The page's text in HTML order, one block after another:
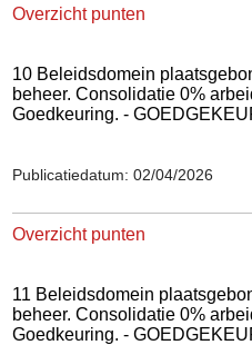
Overzicht punten
10 Beleidsdomein
beheer. Consolidatie 0%
Goedkeuring. -
Publicatiedatum: 02/04/2026
Overzicht punten
11 Beleidsdomein
beheer. Consolidatie 0%
Goedkeuring. -